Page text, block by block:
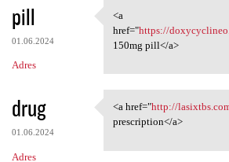
pill
01.06.2024
Adres
<a href="https://
<a
href="https://
150mg pill</a>
drug
01.06.2024
Adres
<a href="http://
<a href="http://
prescription</a>